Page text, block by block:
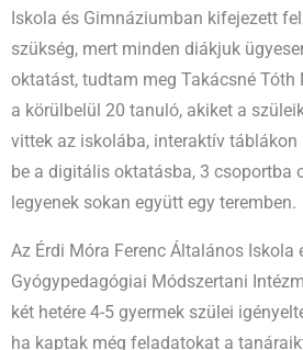
Iskola és Gimnáziumban kifejezett
szükség, mert minden diákjuk
oktatást, tudtam meg Takácsné Tóth
a körülbelül 20 tanuló, akiket a
vittek az iskolába, interaktív
be a digitális oktatásba, 3 csoportba
legyenek sokan együtt egy teremben.
Az Érdi Móra Ferenc Általános Iskola
Gyógypedagógiai Módszertani
két hetére 4-5 gyermek szülei
ha kaptak még feladatokat a